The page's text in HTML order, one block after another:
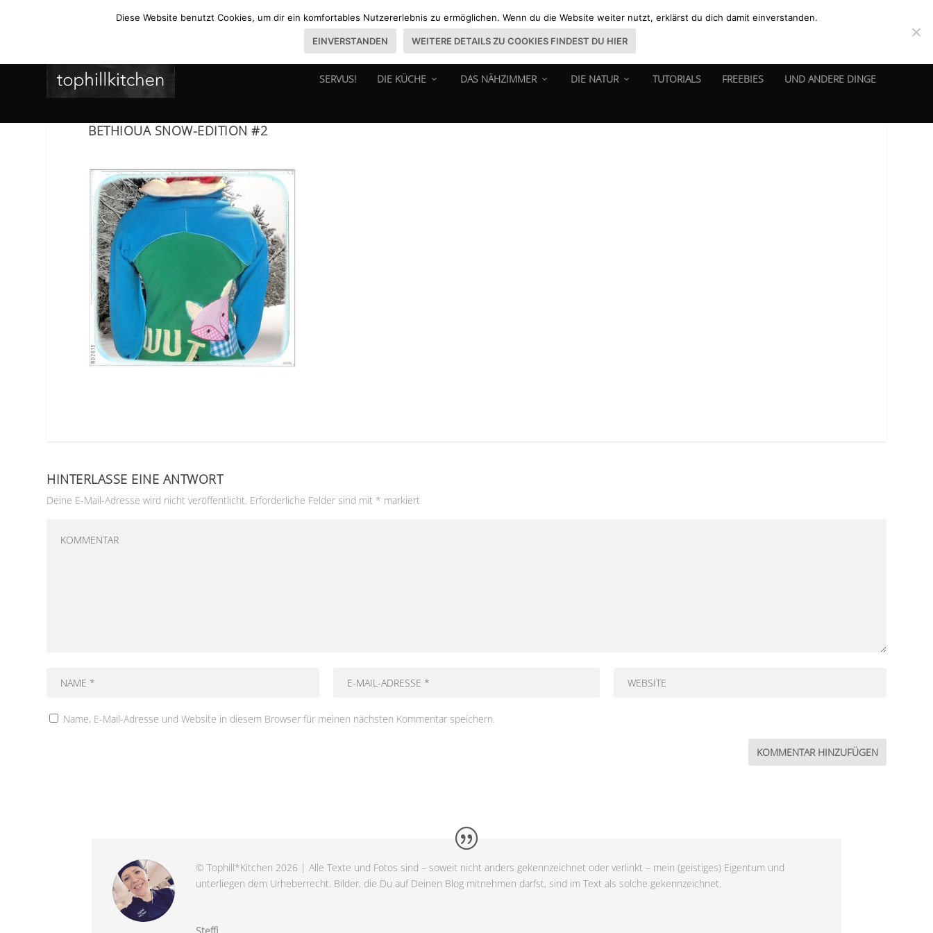
SERVUS! DIE KÜCHE DAS NÄHZIMMER DIE NATUR TUTORIALS FREEBIES UND ANDERE DINGE
BETHIOUA SNOW-EDITION #2
HINTERLASSE EINE ANTWORT
Deine E-Mail-Adresse wird nicht veröffentlicht. Erforderliche Felder sind mit * markiert
Name, E-Mail-Adresse und Website in diesem Browser für meinen nächsten Kommentar speichern.
© Tophill*Kitchen 2026 | Alle Texte und Fotos sind – soweit nicht anders gekennzeichnet oder verlinkt – mein (geistiges) Eigentum und
unterliegen dem Urheberrecht. Bilder, die Du auf Deinen Blog mitnehmen darfst, sind im Text als solche gekennzeichnet.
Steffi
Diese Website benutzt Cookies, um dir ein komfortables Nutzererlebnis zu ermöglichen. Wenn du die Website weiter nutzt, erklärst du dich damit einverstanden.
EINVERSTANDEN WEITERE DETAILS ZU COOKIES FINDEST DU HIER